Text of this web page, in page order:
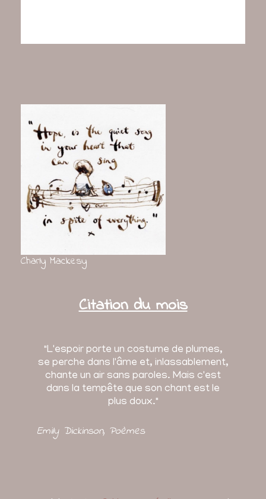
Charly Mackesy
Citation du mois
"L'espoir porte un costume de plumes,
se perche dans l'âme et, inlassablement,
chante un air sans paroles. Mais c'est
dans la tempête que son chant est le
plus doux."
Emily Dickinson, Poèmes